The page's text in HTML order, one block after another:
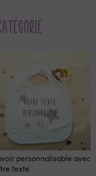
personnalisable avec
texte